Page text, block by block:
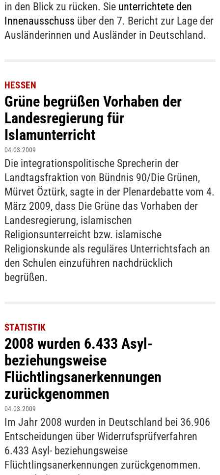
in den Blick zu rücken. Sie unterrichtete den
Innenausschuss über den 7. Bericht zur Lage der
Ausländerinnen und Ausländer in Deutschland.
HESSEN
Grüne begrüßen Vorhaben der
Landesregierung für
Islamunterricht
04.03.2009
Die integrationspolitische Sprecherin der
Landtagsfraktion von Bündnis 90/Die Grünen,
Mürvet Öztürk, sagte in der Plenardebatte vom 4.
März 2009, dass Die Grüne das Vorhaben der
Landesregierung, islamischen
Religionsunterreicht bzw. islamische
Religionskunde als reguläres Unterrichtsfach an
den Schulen einzuführen nachdrücklich
begrüßen.
STATISTIK
2008 wurden 6.433 Asyl-
beziehungsweise
Flüchtlingsanerkennungen
zurückgenommen
04.03.2009
Im Jahr 2008 wurden in Deutschland bei 36.906
Entscheidungen über Widerrufsprüfverfahren
6.433 Asyl- beziehungsweise
Flüchtlingsanerkennungen zurückgenommen.